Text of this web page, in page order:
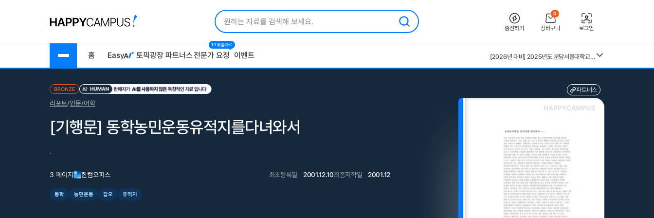
충전하기
0
장바구니 로그인
홈 Easy 토픽광장 파트너스전문가 요청
1:1 맞춤자료
이벤트
[2026년 대비] 2025년도 분당서울대학교병원 AI면접 인증O(자세한 정리, 따성지, 투표 O)
중앙대 매경 합격 필기본 (매경테스트 독학 필수자료)
전북대학교병원 2027년 간호사 채용 대비 필기+면접 복원(합격인증 O)
근로복지공단 울산병원 간호사 상세한 면접후기 및 기출질문답변 병원정보 직무상식 80선
수질환경기사 필기 총정리본
BRONZE
리포트/인문/어학
[기행문] 동학농민운동유적지를다녀와서
.
3 페이지 한컴오피스 최초등록일 2001.12.10최종저작일 2001.12
동학 농민운동 갑오 유적지
파트너스